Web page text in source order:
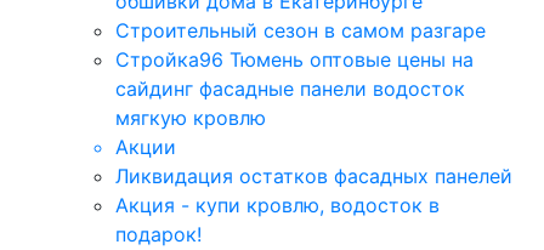
Строительный сезон в самом разгаре
Стройка96 Тюмень оптовые цены на
сайдинг фасадные панели водосток
мягкую кровлю
Акции
Ликвидация остатков фасадных панелей
Акция - купи кровлю, водосток в
подарок!